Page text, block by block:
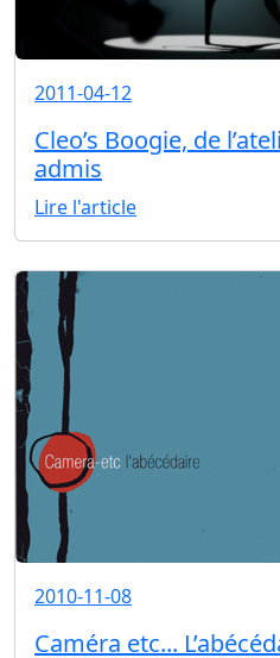
2011-04-12
Cleo’s Boogie, de
admis
Lire l'article
2010-11-08
Caméra etc...